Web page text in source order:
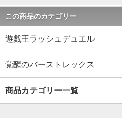
この商品のカテゴリー
遊戯王ラッシュデュエル
覚醒のバーストレックス
商品カテゴリー一覧